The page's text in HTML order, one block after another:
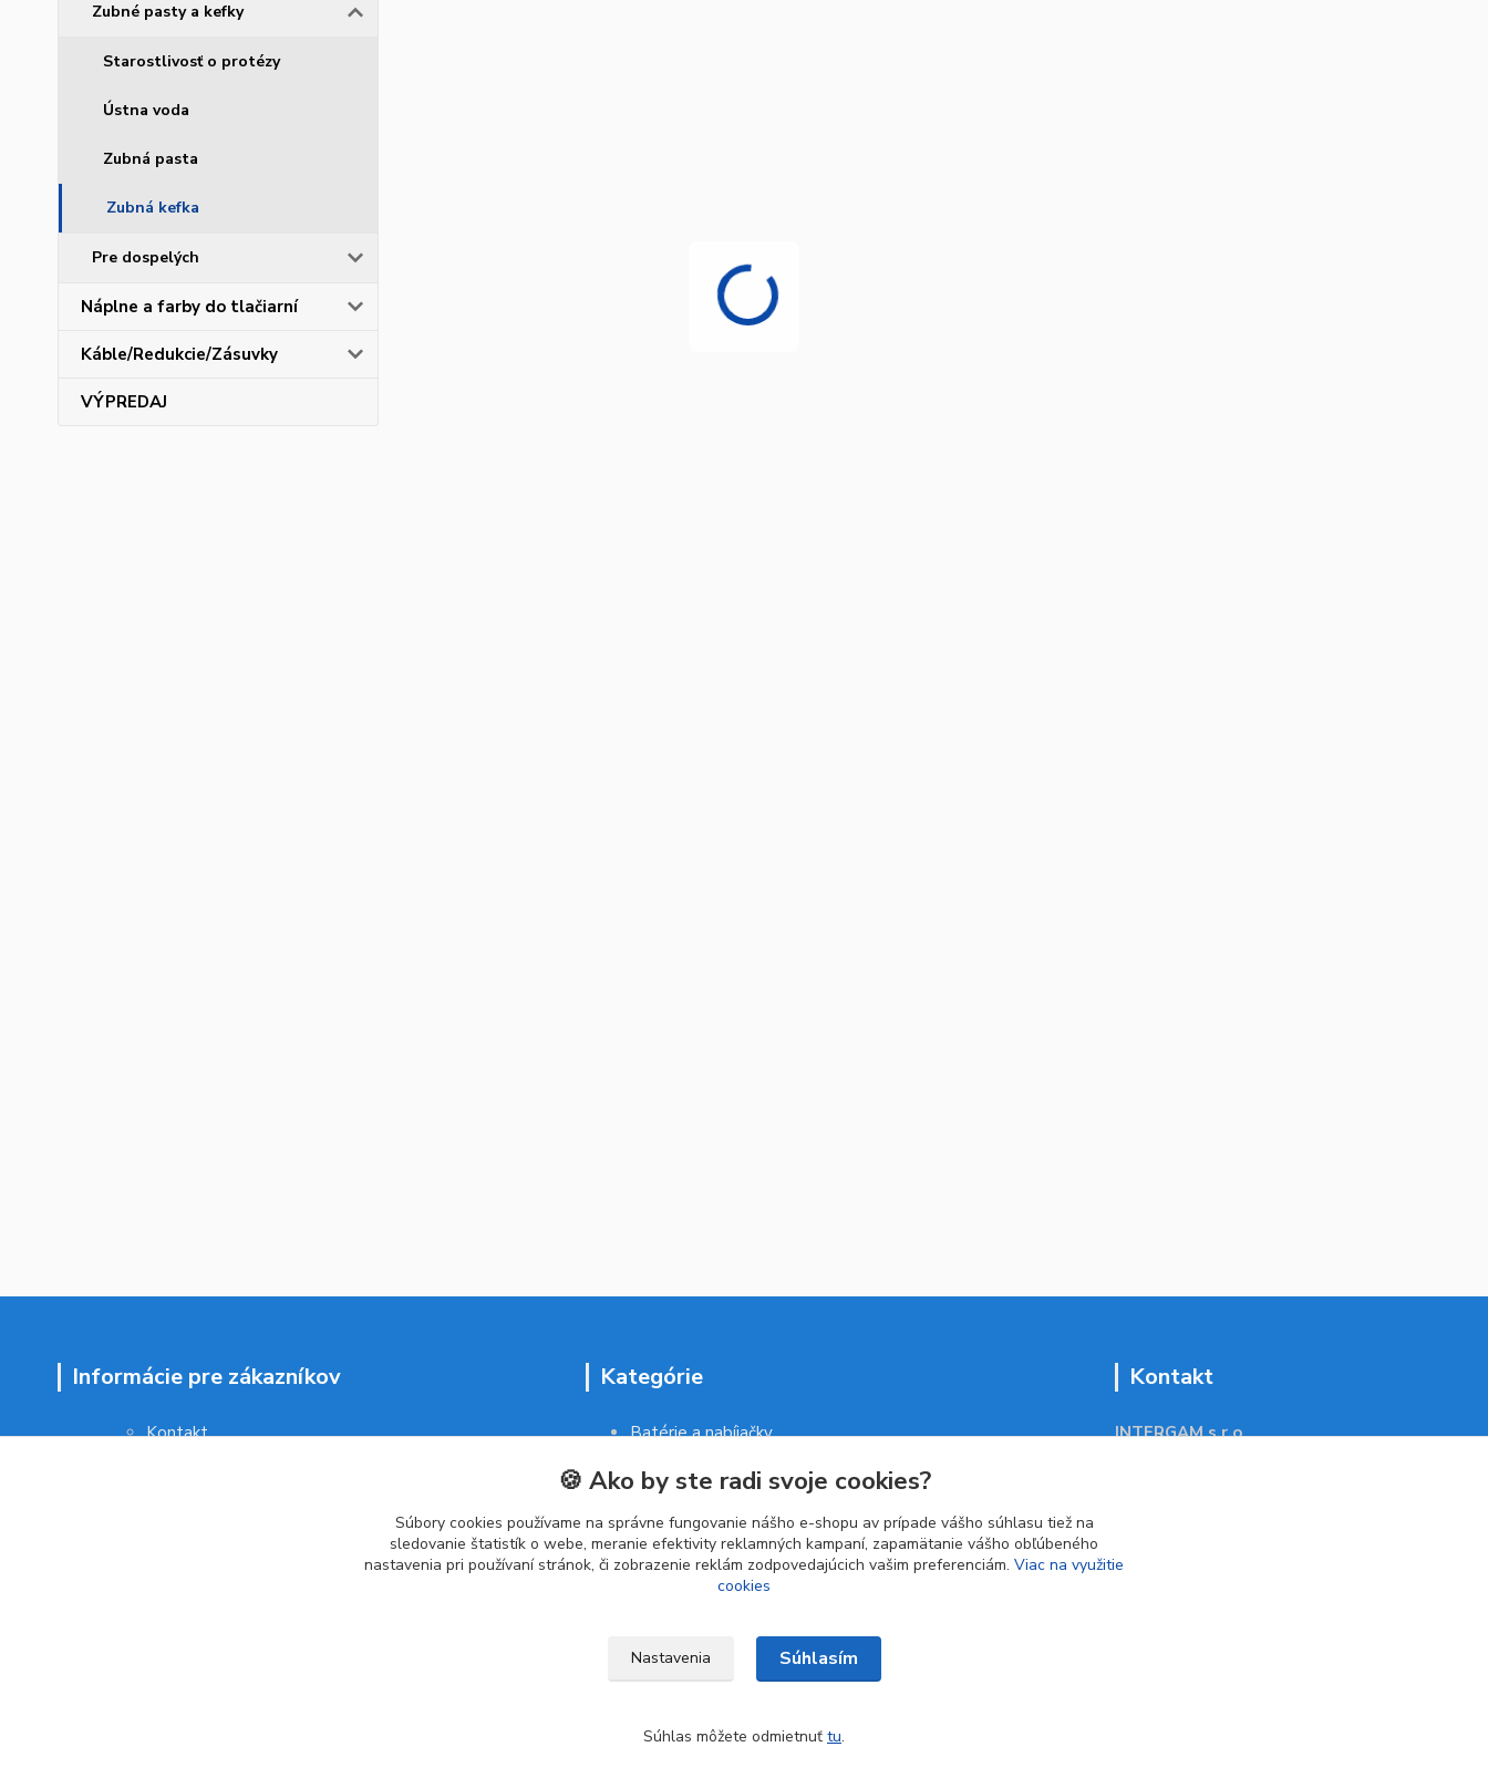
Zubné pasty a kefky
Starostlivosť o protézy
Ústna voda
Zubná pasta
Zubná kefka
Pre dospelých
Náplne a farby do tlačiarní
Káble/Redukcie/Zásuvky
VÝPREDAJ
Informácie pre zákazníkov
Kontakt
Kategórie
Batérie a nabíjačky
Malé domáce spotrebiče
Kancelárske potreby
Kontakt
INTERGAM s.r.o
🍪 Ako by ste radi svoje cookies?
Súbory cookies používame na správne fungovanie nášho e-shopu av prípade vášho súhlasu tiež na
sledovanie štatistík o webe, meranie efektivity reklamných kampaní, zapamätanie vášho obľúbeného
nastavenia pri používaní stránok, či zobrazenie reklám zodpovedajúcich vašim preferenciám. Viac na využitie
cookies
Nastavenia Súhlasím
Súhlas môžete odmietnuť tu.